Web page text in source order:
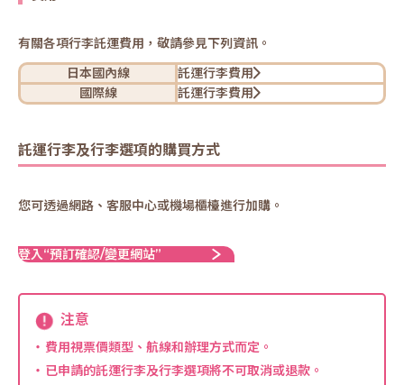
有關各項行李託運費用，敬請參見下列資訊。
日本國內線
託運行李費用
國際線
託運行李費用
託運行李及行李選項的購買方式
您可透過網路、客服中心或機場櫃檯進行加購。
登入“預訂確認/變更網站”
注意
費用視票價類型、航線和辦理方式而定。
已申請的託運行李及行李選項將不可取消或退款。